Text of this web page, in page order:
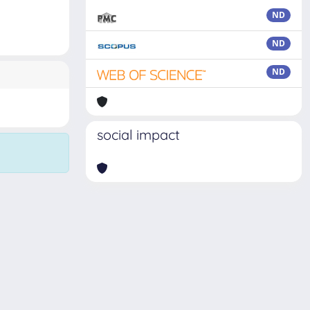
ND
ND
ND
social impact